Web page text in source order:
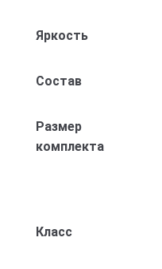
Яркость
Состав
Размер
комплекта
Класс